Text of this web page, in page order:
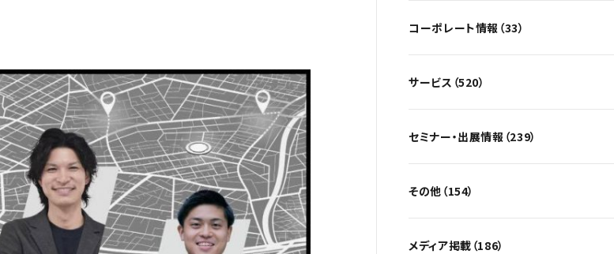
コーポレート情報（33）
サービス（520）
セミナー・出展情報（239）
その他（154）
メディア掲載（186）